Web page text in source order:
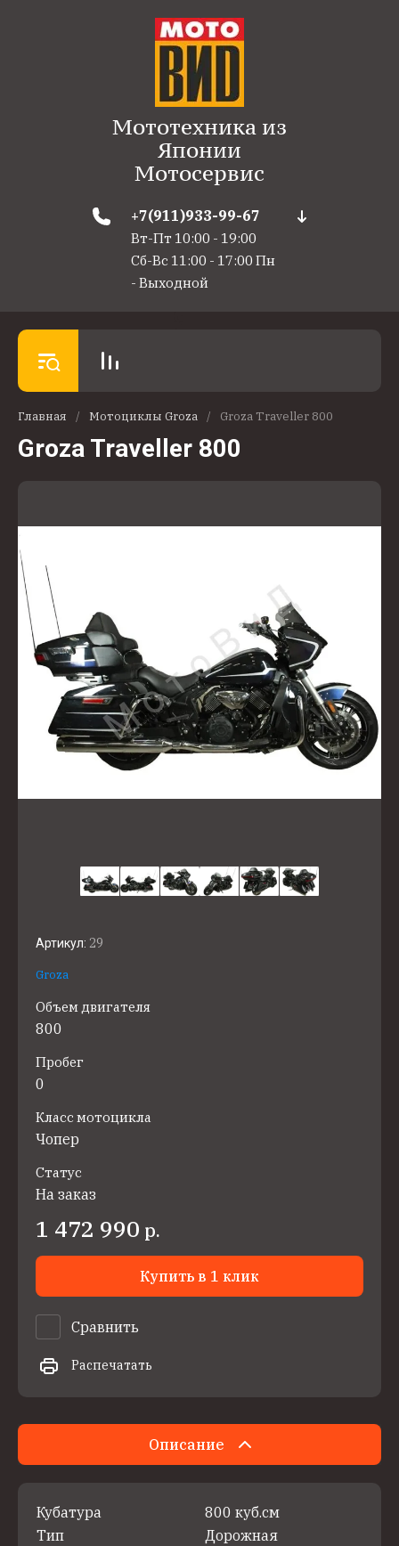
Мототехника из
Японии
Мотосервис
+7(911)933-99-67
Вт-Пт 10:00 - 19:00
Сб-Вс 11:00 - 17:00 Пн
- Выходной
Главная / Мотоциклы Groza / Groza Traveller 800
Groza Traveller 800
Артикул: 29
Groza
Объем двигателя
800
Пробег
0
Класс мотоцикла
Чопер
Статус
На заказ
1 472 990 р.
Купить в 1 клик
Сравнить
Распечатать
Описание
Кубатура
800 куб.см
Тип
Дорожная